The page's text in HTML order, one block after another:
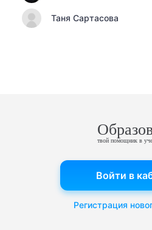
Таня Сартасова
твой помощник в
Войти в
Регистрация